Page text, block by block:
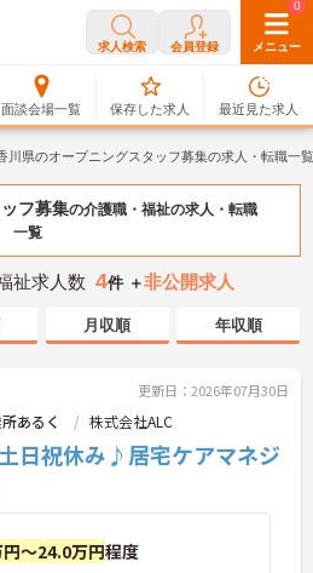
求人検索 会員登録 メニュー
面談会場一覧
0
保存した求人
0
最近見た求人
川県のオープニングスタッフ募集の求人・転職一覧
フ募集の介護職・福祉の求人・転職
一覧
祉求人数 4件 ＋非公開求人
月収順 年収順
更新日：2026年07月30日
あるく 株式会社ALC
日祝休み♪居宅ケアマネジ
～24.0万円程度